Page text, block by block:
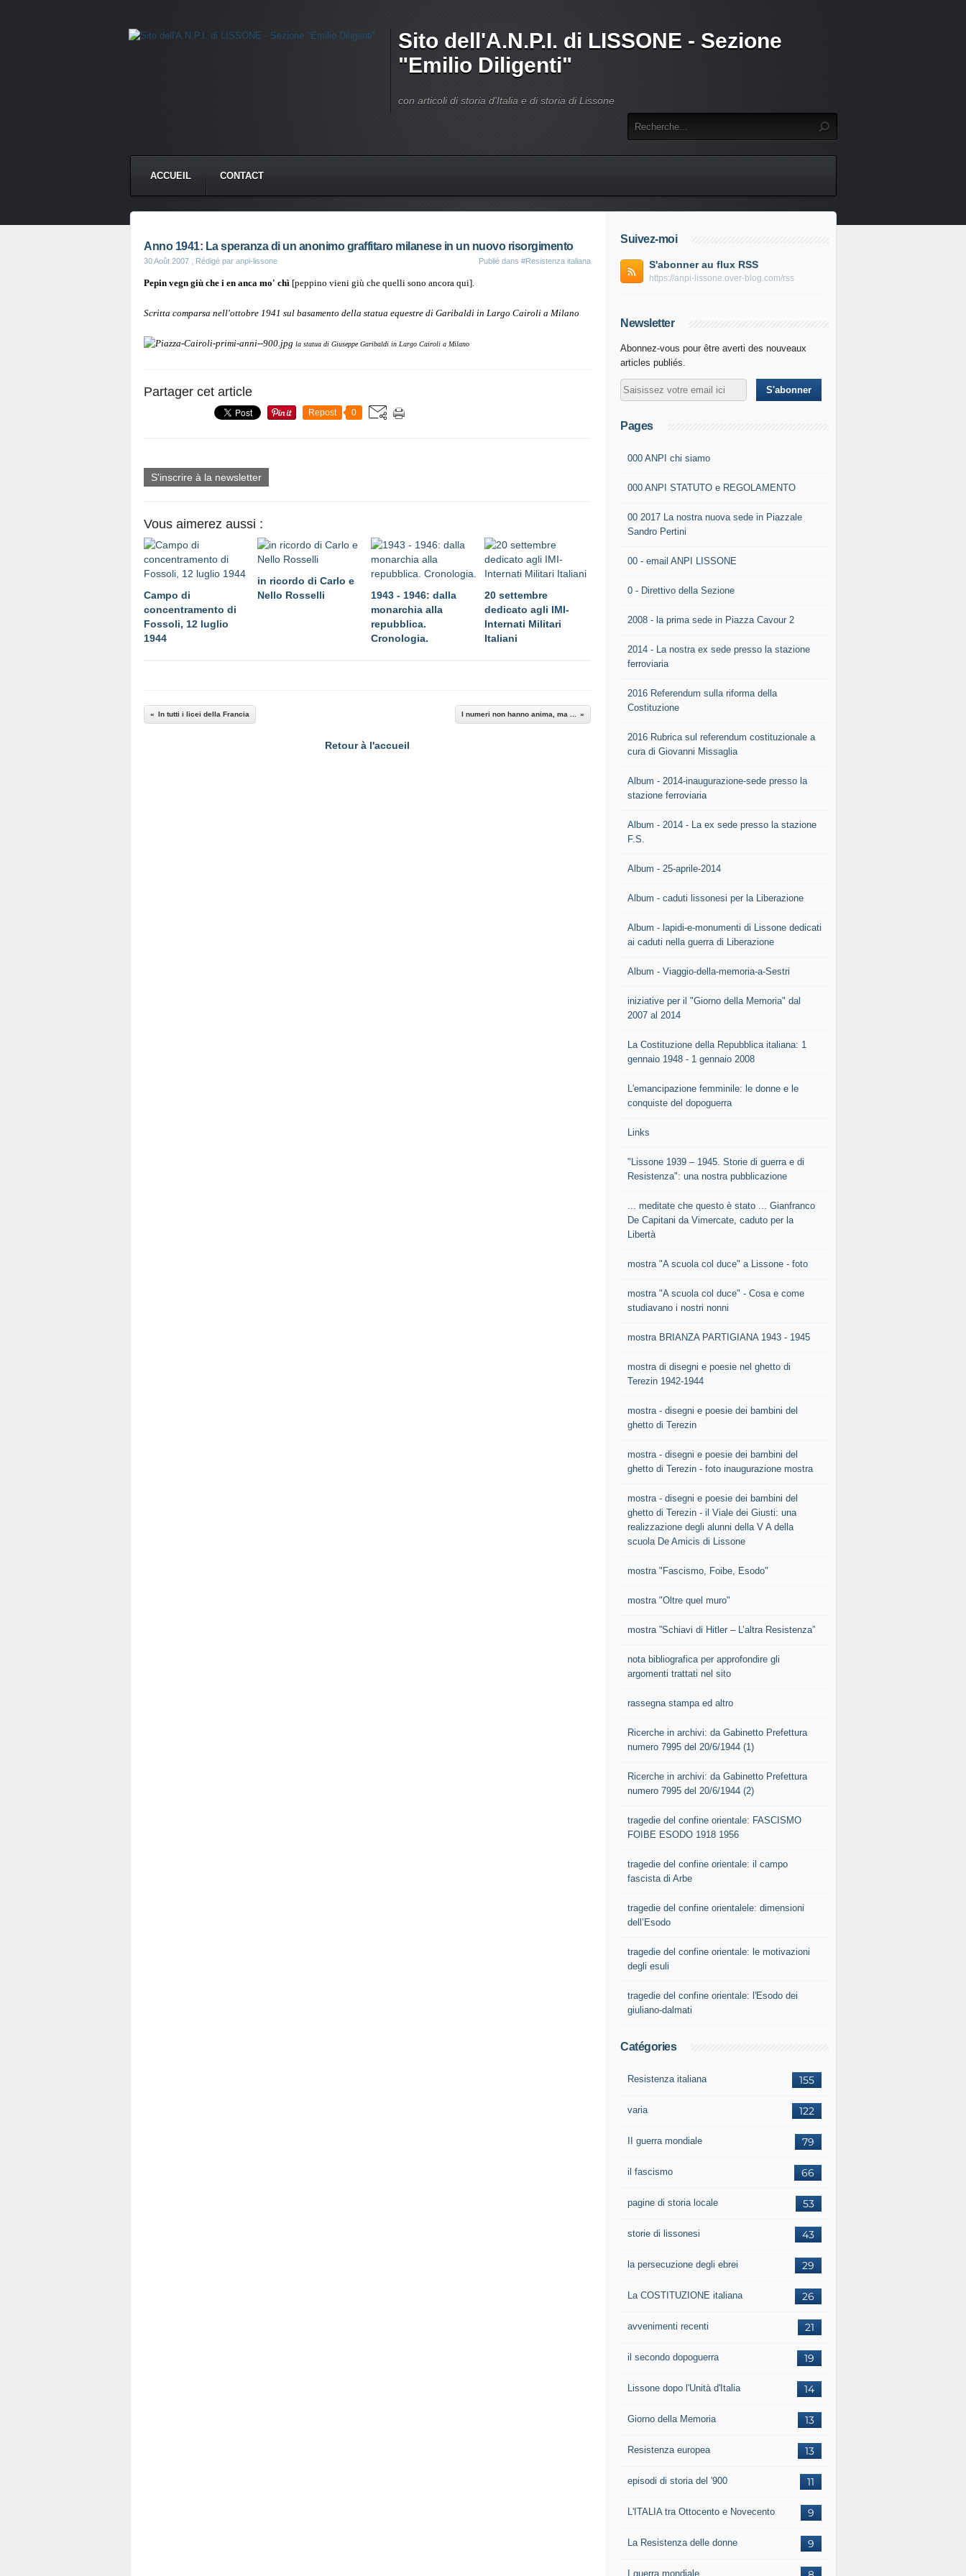
Sito dell'A.N.P.I. di LISSONE - Sezione
"Emilio Diligenti"
con articoli di storia d'Italia e di storia di Lissone
ACCUEIL CONTACT
Anno 1941: La speranza di un anonimo graffitaro milanese in un nuovo risorgimento
30 Août 2007 , Rédigé par anpi-lissone Publié dans #Resistenza italiana
Pepin vegn giù che i en anca mo' chì [peppino vieni giù che quelli sono ancora qui].
Scritta comparsa nell'ottobre 1941 sul basamento della statua equestre di Garibaldi in Largo Cairoli a Milano
la statua di Giuseppe Garibaldi in Largo Cairoli a Milano
Partager cet article
Repost 0
S'inscrire à la newsletter
Vous aimerez aussi :
Campo di
concentramento di
Fossoli, 12 luglio
1944
in ricordo di Carlo e
Nello Rosselli
1943 - 1946: dalla
monarchia alla
repubblica.
Cronologia.
20 settembre
dedicato agli IMI-
Internati Militari
Italiani
In tutti i licei della Francia I numeri non hanno anima, ma ...
Retour à l'accueil
Suivez-moi
S'abonner au flux RSS
https://anpi-lissone.over-blog.com/rss
Newsletter
Abonnez-vous pour être averti des nouveaux
articles publiés.
Pages
000 ANPI chi siamo
000 ANPI STATUTO e REGOLAMENTO
00 2017 La nostra nuova sede in Piazzale
Sandro Pertini
00 - email ANPI LISSONE
0 - Direttivo della Sezione
2008 - la prima sede in Piazza Cavour 2
2014 - La nostra ex sede presso la stazione
ferroviaria
2016 Referendum sulla riforma della
Costituzione
2016 Rubrica sul referendum costituzionale a
cura di Giovanni Missaglia
Album - 2014-inaugurazione-sede presso la
stazione ferroviaria
Album - 2014 - La ex sede presso la stazione
F.S.
Album - 25-aprile-2014
Album - caduti lissonesi per la Liberazione
Album - lapidi-e-monumenti di Lissone dedicati
ai caduti nella guerra di Liberazione
Album - Viaggio-della-memoria-a-Sestri
iniziative per il "Giorno della Memoria" dal
2007 al 2014
La Costituzione della Repubblica italiana: 1
gennaio 1948 - 1 gennaio 2008
L'emancipazione femminile: le donne e le
conquiste del dopoguerra
Links
"Lissone 1939 – 1945. Storie di guerra e di
Resistenza": una nostra pubblicazione
... meditate che questo è stato ... Gianfranco
De Capitani da Vimercate, caduto per la
Libertà
mostra "A scuola col duce" a Lissone - foto
mostra "A scuola col duce" - Cosa e come
studiavano i nostri nonni
mostra BRIANZA PARTIGIANA 1943 - 1945
mostra di disegni e poesie nel ghetto di
Terezin 1942-1944
mostra - disegni e poesie dei bambini del
ghetto di Terezin
mostra - disegni e poesie dei bambini del
ghetto di Terezin - foto inaugurazione mostra
mostra - disegni e poesie dei bambini del
ghetto di Terezin - il Viale dei Giusti: una
realizzazione degli alunni della V A della
scuola De Amicis di Lissone
mostra "Fascismo, Foibe, Esodo"
mostra "Oltre quel muro"
mostra ”Schiavi di Hitler – L’altra Resistenza”
nota bibliografica per approfondire gli
argomenti trattati nel sito
rassegna stampa ed altro
Ricerche in archivi: da Gabinetto Prefettura
numero 7995 del 20/6/1944 (1)
Ricerche in archivi: da Gabinetto Prefettura
numero 7995 del 20/6/1944 (2)
tragedie del confine orientale: FASCISMO
FOIBE ESODO 1918 1956
tragedie del confine orientale: il campo
fascista di Arbe
tragedie del confine orientalele: dimensioni
dell’Esodo
tragedie del confine orientale: le motivazioni
degli esuli
tragedie del confine orientale: l'Esodo dei
giuliano-dalmati
Catégories
155
Resistenza italiana
122
varia
79
II guerra mondiale
66
il fascismo
53
pagine di storia locale
43
storie di lissonesi
29
la persecuzione degli ebrei
26
La COSTITUZIONE italiana
21
avvenimenti recenti
19
il secondo dopoguerra
14
Lissone dopo l'Unità d'Italia
13
Giorno della Memoria
13
Resistenza europea
11
episodi di storia del '900
9
L'ITALIA tra Ottocento e Novecento
9
La Resistenza delle donne
I guerra mondiale